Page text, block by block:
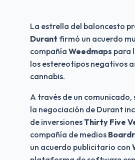
La estrella del baloncesto
Durant firmó un acuerdo
compañía Weedmaps para
los estereotipos negativos
cannabis.
A través de un
la negociación de Durant
de inversiones Thirty Five
compañía de medios
un acuerdo publicitario con